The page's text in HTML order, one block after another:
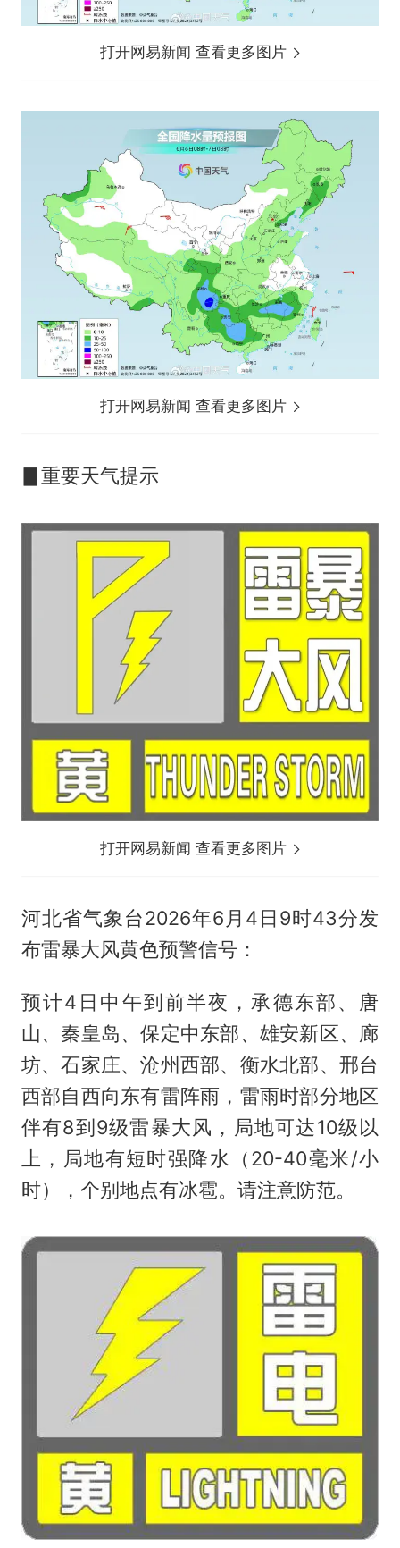
打开网易新闻 查看更多图片
打开网易新闻 查看更多图片
▊重要天气提示
打开网易新闻 查看更多图片
河北省气象台2026年6月4日9时43分发
布雷暴大风黄色预警信号：
预计4日中午到前半夜，承德东部、唐
山、秦皇岛、保定中东部、雄安新区、廊
坊、石家庄、沧州西部、衡水北部、邢台
西部自西向东有雷阵雨，雷雨时部分地区
伴有8到9级雷暴大风，局地可达10级以
上，局地有短时强降水（20-40毫米/小
时），个别地点有冰雹。请注意防范。